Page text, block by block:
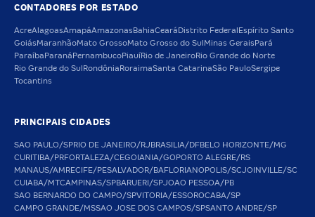
CONTADORES POR ESTADO
AcreAlagoasAmapáAmazonas BahiaCeará Distrito Federal Espírito Santo
GoiásMaranhãoMato GrossoMato Grosso do Sul Minas Gerais Pará
Paraíba Paraná PernambucoPiauíRio de JaneiroRio Grande do Norte
Rio Grande do Sul Rondônia RoraimaSanta CatarinaSão PauloSergipe
Tocantins
PRINCIPAIS CIDADES
SAO PAULO/SPRIO DE JANEIRO/RJBRASILIA/DFBELO HORIZONTE/MG
CURITIBA/PRFORTALEZA/CEGOIANIA/GOPORTO ALEGRE/RS
MANAUS/AMRECIFE/PESALVADOR/BAFLORIANOPOLIS/SCJOINVILLE/SC
CUIABA/MTCAMPINAS/SPBARUERI/SPJOAO PESSOA/PB
SAO BERNARDO DO CAMPO/SPVITORIA/ESSOROCABA/SP
CAMPO GRANDE/MSSAO JOSE DOS CAMPOS/SPSANTO ANDRE/SP